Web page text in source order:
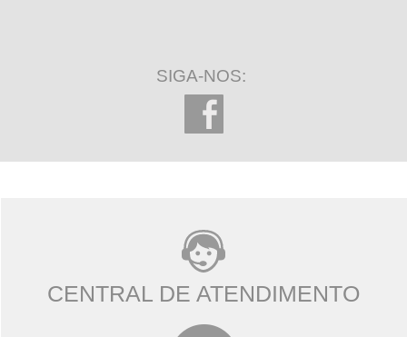
SIGA-NOS:
CENTRAL DE ATENDIMENTO